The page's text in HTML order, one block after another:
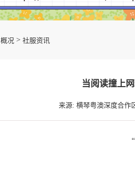
概况 > 社服资讯
当阅读撞上
来源: 横琴粤澳深度合作